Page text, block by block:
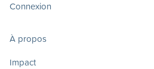
Connexion
À propos
Impact